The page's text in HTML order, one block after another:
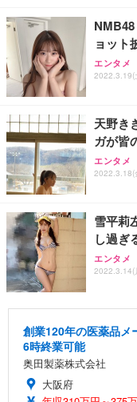
ョット
エンタメ
2022.3.19(
天野き
ガが皆
エンタメ
2022.3.18(
雪平莉
し過ぎ
エンタメ
2022.3.14(
創業120年の医薬品メ
6時終業可能
奥田製薬株式会社
大阪府